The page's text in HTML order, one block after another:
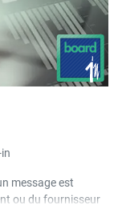
message est
ou du fournisseur